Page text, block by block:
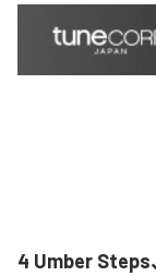
4 Umber Steps